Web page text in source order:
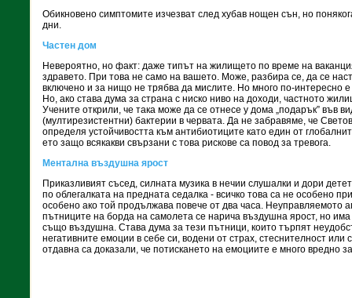
Обикновено симптомите изчезват след хубав нощен сън, но
дни.
Частен дом
Невероятно, но факт: даже типът на жилището по време на
здравето. При това не само на вашето. Може, разбира се, да се
включено и за нищо не трябва да мислите. Но много по-интересно
Но, ако става дума за страна с ниско ниво на доходи, частното
Учените открили, че така може да се отнесе у дома „подарък” във
(мултирезистентни) бактерии в червата. Да не забравяме, че
определя устойчивостта към антибиотиците като един от
ето защо всякакви свързани с това рискове са повод за тревога.
Ментална въздушна ярост
Приказливият съсед, силната музика в нечии слушалки и дори
по облегалката на предната седалка - всичко това са не особено
особено ако той продължава повече от два часа. Неуправляемото
пътниците на борда на самолета се нарича въздушна ярост, но
също въздушна. Става дума за тези пътници, които търпят
негативните емоции в себе си, водени от страх, стеснителност или
отдавна са доказали, че потискането на емоциите е много вредно